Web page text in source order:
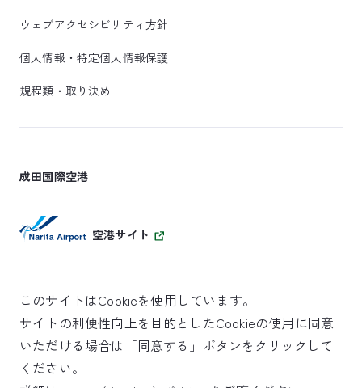
ウェブアクセシビリティ方針
個人情報・特定個人情報保護
規程類・取り決め
成田国際空港
空港サイト
SKYTRAX
5スターエアポート
このサイトはCookieを使用しています。
サイトの利便性向上を目的としたCookieの使用に同意
いただける場合は「同意する」ボタンをクリックして
ください。